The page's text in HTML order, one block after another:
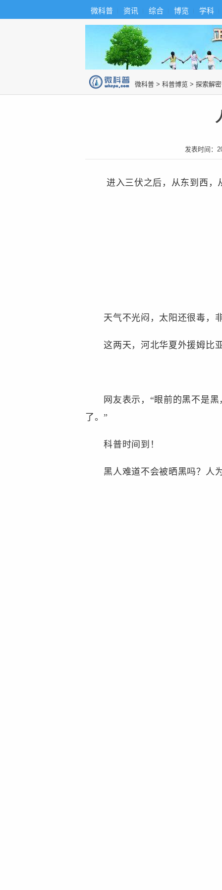
微科普 资讯 综合 博览 学科
微科普 > 科普博览 > 探索解密
发表时间：
进入三伏之后，从东到西，从
天气不光闷，太阳还很毒，非
这两天，河北华夏外援姆比亚
网友表示，“眼前的黑不是黑
了。”
科普时间到！
黑人难道不会被晒黑吗？人为